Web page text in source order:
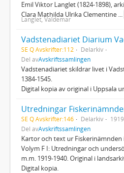
Emil Viktor Langlet (1824-1898),
Clara Mathilda Ulrika Clementine
Langlet, Valdemar
Vadstenadiariet Diarium
SE Q Avskrifter:112
Delarkiv
Del avAvskriftssamlingen
Vadstenadiariet skildrar livet i
1384-1545.
Digital kopia av original i Uppsala
SE Q Avskrifter:146 Delarkiv
Del avAvskriftssamlingen
Kartor och text ur Fiskerinämnden
Volym F I: Utredningar och
m.m. 1919-1940. Original i
Digital kopia.